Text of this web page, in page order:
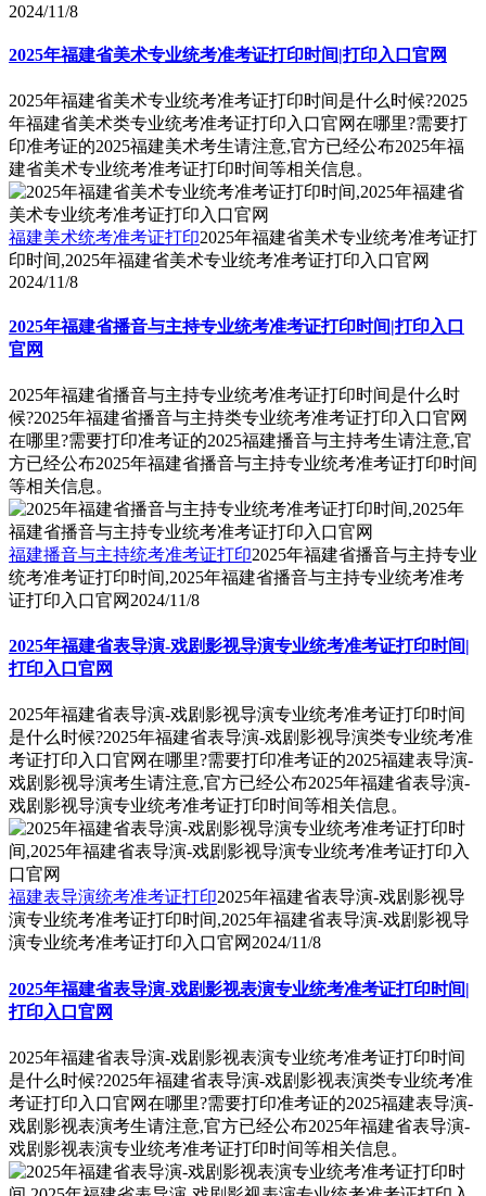
2024/11/8
2025年福建省美术专业统考准考证打印时间|打印入口官网
2025年福建省美术专业统考准考证打印时间是什么时候?2025
年福建省美术类专业统考准考证打印入口官网在哪里?需要打
印准考证的2025福建美术考生请注意,官方已经公布2025年福
建省美术专业统考准考证打印时间等相关信息。
福建美术统考准考证打印2025年福建省美术专业统考准考证打
印时间,2025年福建省美术专业统考准考证打印入口官网
2024/11/8
2025年福建省播音与主持专业统考准考证打印时间|打印入口
官网
2025年福建省播音与主持专业统考准考证打印时间是什么时
候?2025年福建省播音与主持类专业统考准考证打印入口官网
在哪里?需要打印准考证的2025福建播音与主持考生请注意,官
方已经公布2025年福建省播音与主持专业统考准考证打印时间
等相关信息。
福建播音与主持统考准考证打印2025年福建省播音与主持专业
统考准考证打印时间,2025年福建省播音与主持专业统考准考
证打印入口官网 2024/11/8
2025年福建省表导演-戏剧影视导演专业统考准考证打印时间|
打印入口官网
2025年福建省表导演-戏剧影视导演专业统考准考证打印时间
是什么时候?2025年福建省表导演-戏剧影视导演类专业统考准
考证打印入口官网在哪里?需要打印准考证的2025福建表导演-
戏剧影视导演考生请注意,官方已经公布2025年福建省表导演-
戏剧影视导演专业统考准考证打印时间等相关信息。
福建表导演统考准考证打印2025年福建省表导演-戏剧影视导
演专业统考准考证打印时间,2025年福建省表导演-戏剧影视导
演专业统考准考证打印入口官网2024/11/8
2025年福建省表导演-戏剧影视表演专业统考准考证打印时间|
打印入口官网
2025年福建省表导演-戏剧影视表演专业统考准考证打印时间
是什么时候?2025年福建省表导演-戏剧影视表演类专业统考准
考证打印入口官网在哪里?需要打印准考证的2025福建表导演-
戏剧影视表演考生请注意,官方已经公布2025年福建省表导演-
戏剧影视表演专业统考准考证打印时间等相关信息。